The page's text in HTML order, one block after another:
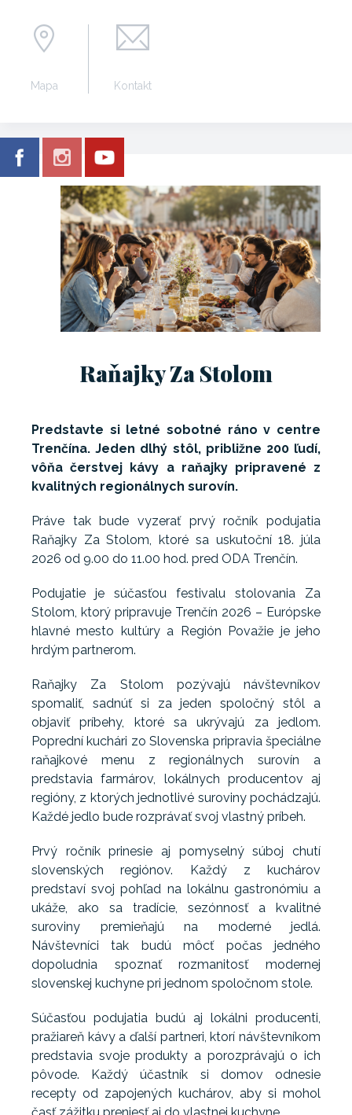
Mapa Kontakt
Raňajky Za Stolom
Predstavte si letné sobotné ráno v centre
Trenčína. Jeden dlhý stôl, približne 200 ľudí,
vôňa čerstvej kávy a raňajky pripravené z
kvalitných regionálnych surovín.
Práve tak bude vyzerať prvý ročník podujatia
Raňajky Za Stolom, ktoré sa uskutoční 18. júla
2026 od 9.00 do 11.00 hod. pred ODA Trenčín.
Podujatie je súčasťou festivalu stolovania Za
Stolom, ktorý pripravuje Trenčín 2026 – Európske
hlavné mesto kultúry a Región Považie je jeho
hrdým partnerom.
Raňajky Za Stolom pozývajú návštevníkov
spomaliť, sadnúť si za jeden spoločný stôl a
objaviť príbehy, ktoré sa ukrývajú za jedlom.
Poprední kuchári zo Slovenska pripravia špeciálne
raňajkové menu z regionálnych surovín a
predstavia farmárov, lokálnych producentov aj
regióny, z ktorých jednotlivé suroviny pochádzajú.
Každé jedlo bude rozprávať svoj vlastný príbeh.
Prvý ročník prinesie aj pomyselný súboj chutí
slovenských regiónov. Každý z kuchárov
predstaví svoj pohľad na lokálnu gastronómiu a
ukáže, ako sa tradície, sezónnosť a kvalitné
suroviny premieňajú na moderné jedlá.
Návštevníci tak budú môcť počas jedného
dopoludnia spoznať rozmanitosť modernej
slovenskej kuchyne pri jednom spoločnom stole.
Súčasťou podujatia budú aj lokálni producenti,
pražiareň kávy a ďalší partneri, ktorí návštevníkom
predstavia svoje produkty a porozprávajú o ich
pôvode. Každý účastník si domov odnesie
recepty od zapojených kuchárov, aby si mohol